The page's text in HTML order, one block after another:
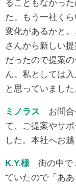
ることもなかっ
た。もう一社く
変化があるかと
さんから新しい
だったので提案
ん。私としては
と思っていました
ミノラス お問合
て、ご提案やサ
した。本社へお
K.Y.様 街の中で
ていたので「あ